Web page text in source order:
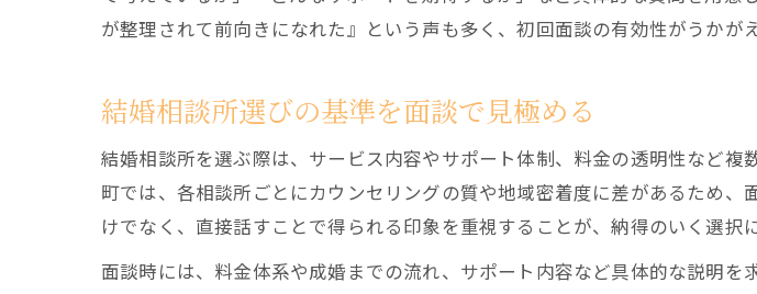
が整理されて前向きになれた』という声も多く、初回面談の有効性がうかがえ
結婚相談所選びの基準を面談で見極める
結婚相談所を選ぶ際は、サービス内容やサポート体制、料金の透明性など
町では、各相談所ごとにカウンセリングの質や地域密着度に差があるため
けでなく、直接話すことで得られる印象を重視することが、納得のいく選択
面談時には、料金体系や成婚までの流れ、サポート内容など具体的な説明